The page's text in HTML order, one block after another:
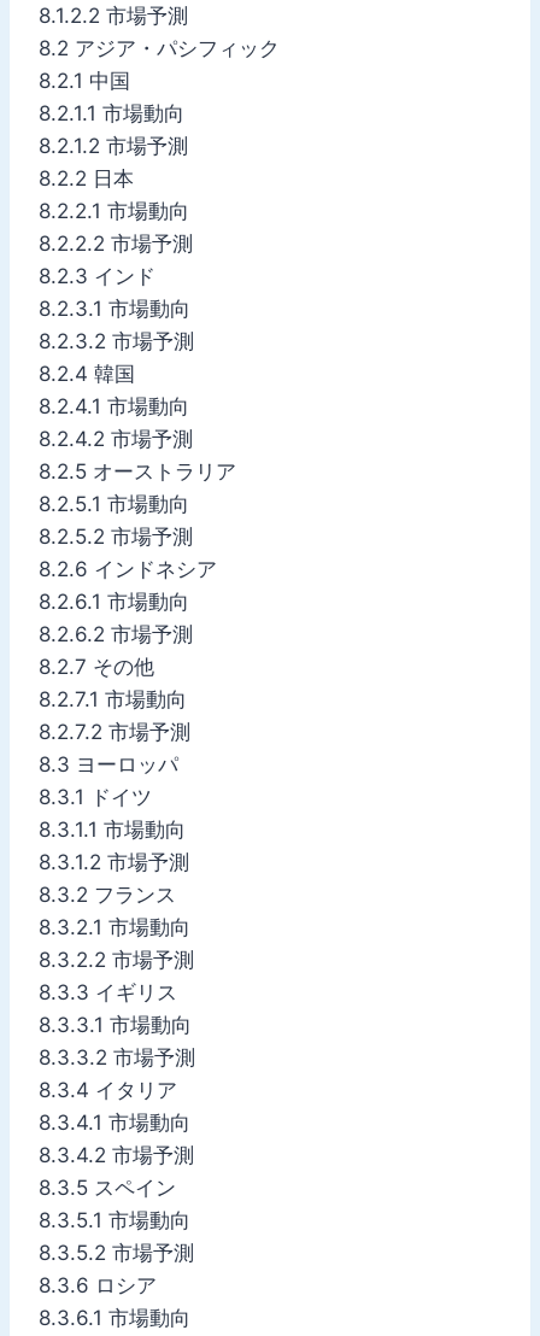
8.1.2.2 市場予測
8.2 アジア・パシフィック
8.2.1 中国
8.2.1.1 市場動向
8.2.1.2 市場予測
8.2.2 日本
8.2.2.1 市場動向
8.2.2.2 市場予測
8.2.3 インド
8.2.3.1 市場動向
8.2.3.2 市場予測
8.2.4 韓国
8.2.4.1 市場動向
8.2.4.2 市場予測
8.2.5 オーストラリア
8.2.5.1 市場動向
8.2.5.2 市場予測
8.2.6 インドネシア
8.2.6.1 市場動向
8.2.6.2 市場予測
8.2.7 その他
8.2.7.1 市場動向
8.2.7.2 市場予測
8.3 ヨーロッパ
8.3.1 ドイツ
8.3.1.1 市場動向
8.3.1.2 市場予測
8.3.2 フランス
8.3.2.1 市場動向
8.3.2.2 市場予測
8.3.3 イギリス
8.3.3.1 市場動向
8.3.3.2 市場予測
8.3.4 イタリア
8.3.4.1 市場動向
8.3.4.2 市場予測
8.3.5 スペイン
8.3.5.1 市場動向
8.3.5.2 市場予測
8.3.6 ロシア
8.3.6.1 市場動向